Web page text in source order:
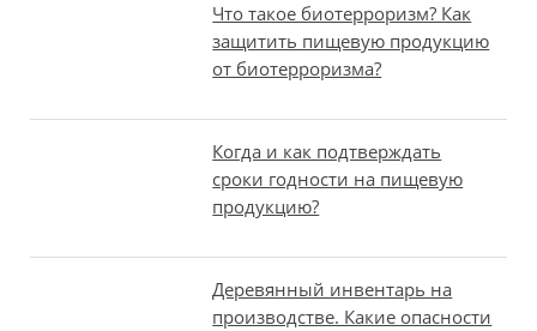
Что такое биотерроризм? Как
защитить пищевую продукцию
от биотерроризма?
Когда и как подтверждать
сроки годности на пищевую
продукцию?
Деревянный инвентарь на
производстве. Какие опасности